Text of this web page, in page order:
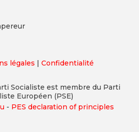
légales | Confidentialité
Socialiste est membre du Parti
Européen (PSE)
- PES declaration of principles